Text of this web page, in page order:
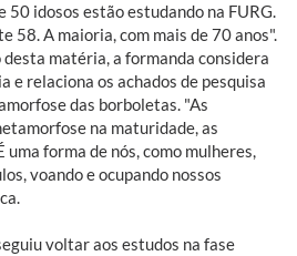
50 idosos estão estudando na FURG.
58. A maioria, com mais de 70 anos".
matéria, a formanda considera
e relaciona os achados de pesquisa
das borboletas. "As
na maturidade, as
forma de nós, como mulheres,
voando e ocupando nossos
voltar aos estudos na fase